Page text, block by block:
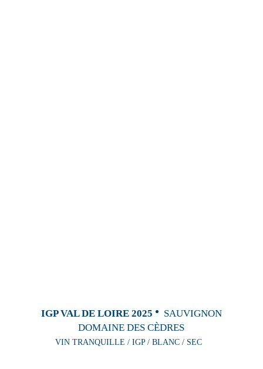
IGP VAL DE LOIRE 2025
SAUVIGNON
DOMAINE DES CÈDRES
VIN TRANQUILLE / IGP / BLANC / SEC